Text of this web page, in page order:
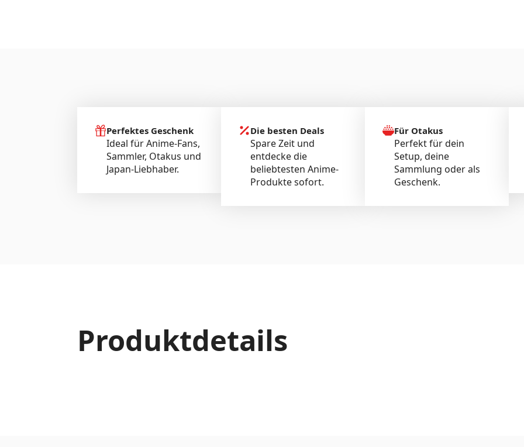
Perfektes Geschenk
Ideal für Anime-Fans,
Sammler, Otakus und
Japan-Liebhaber.
Die besten Deals
Spare Zeit und
entdecke die
beliebtesten Anime-
Produkte sofort.
Für Otakus
Perfekt für dein
Setup, deine
Sammlung oder als
Geschenk.
Produktdetails